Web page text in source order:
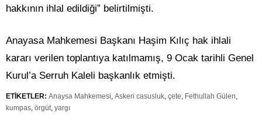
hakkının ihlal edildiği” belirtilmişti.
Anayasa Mahkemesi Başkanı Haşim Kılıç hak ihlali
kararı verilen toplantıya katılmamış, 9 Ocak tarihli Genel
Kurul’a Serruh Kaleli başkanlık etmişti.
ETİKETLER: Anaysa Mahkemesi, Askeri casusluk, çete, Fethullah Gülen,
kumpas, örgüt, yargı